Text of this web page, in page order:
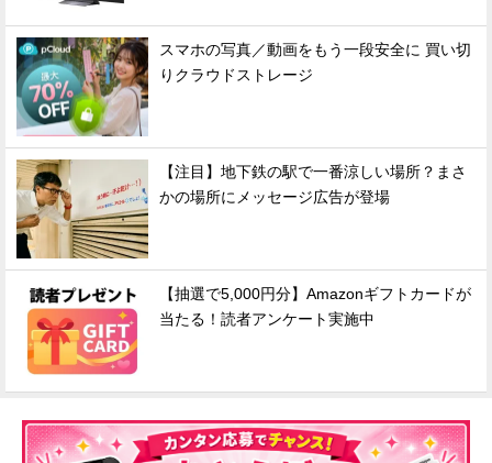
スマホの写真／動画をもう一段安全に 買い切
りクラウドストレージ
【注目】地下鉄の駅で一番涼しい場所？まさ
かの場所にメッセージ広告が登場
【抽選で5,000円分】Amazonギフトカードが
当たる！読者アンケート実施中